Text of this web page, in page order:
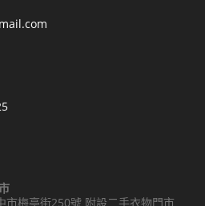
市梅亭街250號 附設二手衣物門市